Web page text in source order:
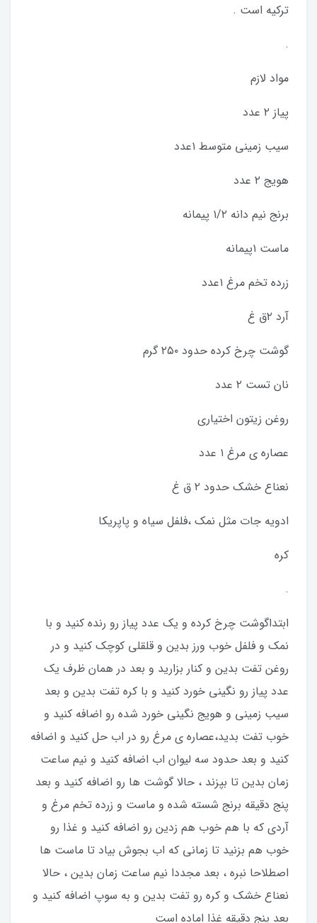
ترکیه است .
.
مواد لازم
پیاز ۲ عدد
سیب زمینی متوسط ۱عدد
هویج ۲ عدد
برنج نیم دانه ۱/۲ پیمانه
ماست ۱پیمانه
زرده تخم مرغ ۱عدد
آرد ۲ق غ
گوشت چرخ کرده حدود ۲۵۰ گرم
نان تست ۲ عدد
روغن زیتون اختیاری
عصاره ی مرغ ۱ عدد
نعناع خشک حدود ۲ ق غ
ادویه جات مثل نمک ،فلفل سیاه و پاپریکا
کره
.
ابتداگوشت چرخ کرده و یک عدد پیاز رو رنده کنید و با
نمک و فلفل خوب ورز بدین و قلقلی کوچک کنید و در
روغن تفت بدین و کنار بزارید و بعد در همان ظرف یک
عدد پیاز رو نگینی خورد کنید و با کره تفت بدین و بعد
سیب زمینی و هویج نگینی خورد شده رو اضافه کنید و
خوب تفت بدید،عصاره ی مرغ رو در اب حل کنید و اضافه
کنید و بعد حدود سه لیوان اب اضافه کنید و نیم ساعت
زمان بدین تا بپزند ، حالا گوشت ها رو اضافه کنید و بعد
پنج دقیقه برنج شسته شده و ماست و زرده تخم مرغ و
آردی که با هم خوب هم زدین رو اضافه کنید و غذا رو
خوب هم بزنید تا زمانی که اب بجوش بیاد تا ماست ها
اصطلاحا نبره ، بعد مجددا نیم ساعت زمان بدین ، حالا
نعناع خشک و کره رو تفت بدین و به سوپ اضافه کنید و
بعد پنج دقیقه غذا اماده است